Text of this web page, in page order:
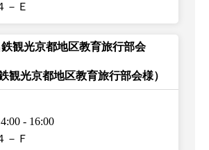
－Ｅ
観光京都地区教育旅行部会
観光京都地区教育旅行部会様）
- 16:00
－Ｆ